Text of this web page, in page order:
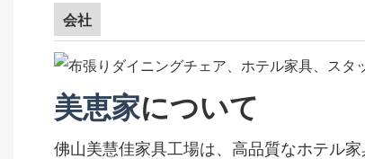
会社
美恵家について
佛山美慧佳家具工場は、高品質なホテル